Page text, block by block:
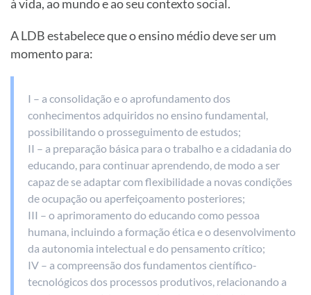
à vida, ao mundo e ao seu contexto social.
A LDB estabelece que o ensino médio deve ser um
momento para:
I – a consolidação e o aprofundamento dos
conhecimentos adquiridos no ensino fundamental,
possibilitando o prosseguimento de estudos;
II – a preparação básica para o trabalho e a cidadania do
educando, para continuar aprendendo, de modo a ser
capaz de se adaptar com flexibilidade a novas condições
de ocupação ou aperfeiçoamento posteriores;
III – o aprimoramento do educando como pessoa
humana, incluindo a formação ética e o desenvolvimento
da autonomia intelectual e do pensamento crítico;
IV – a compreensão dos fundamentos científico-
tecnológicos dos processos produtivos, relacionando a